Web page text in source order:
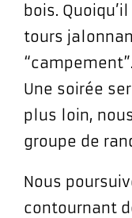
bois.
tours
“campement”.
Une soirée
plus loin,
groupe de
Nous
contournant